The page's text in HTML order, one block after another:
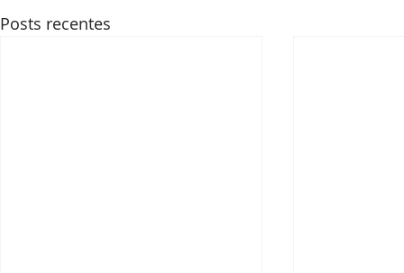
Posts recentes